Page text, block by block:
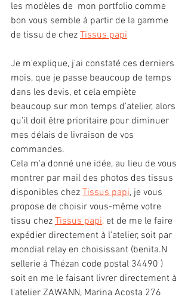
les modèles de  mon portfolio comme
bon vous semble à partir de la gamme
de tissu de chez Tissus papi
Je m'explique, j'ai constaté ces derniers
mois, que je passe beaucoup de temps
dans les devis, et cela empiète
beaucoup sur mon temps d'atelier, alors
qu'il doit être prioritaire pour diminuer
mes délais de livraison de vos
commandes.
Cela m'a donné une idée, au lieu de vous
montrer par mail des photos des tissus
disponibles chez Tissus papi, je vous
propose de choisir vous-même votre
tissu chez Tissus papi, et de me le faire
expédier directement à l'atelier, soit par
mondial relay en choisissant (benita.N
sellerie à Thézan code postal 34490 )
soit en me le faisant livrer directement à
l'atelier ZAWANN, Marina Acosta 276